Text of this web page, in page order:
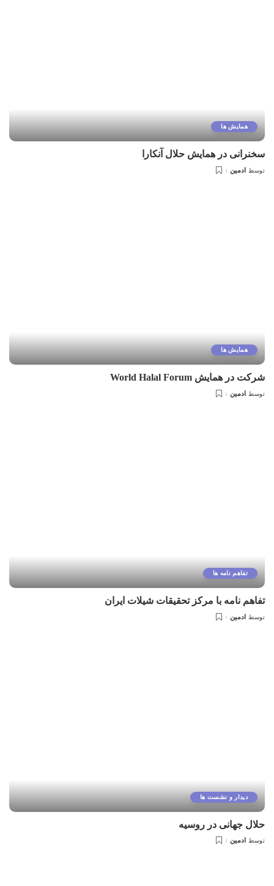
همایش ها
سخنرانی در همایش حلال آنکارا
توسط ادمین
همایش ها
شرکت در همایش World Halal Forum
توسط ادمین
تفاهم نامه ها
تفاهم نامه با مرکز تحقیقات شیلات ایران
توسط ادمین
دیدار و نشست ها
حلال جهانی در روسیه
توسط ادمین